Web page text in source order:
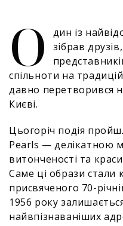
О
дин із
зібрав
спільноти на
давно перетворився
Києві.
Цьогоріч подія
Pearls — делікатною
витонченості та
Саме ці образи
присвяченого 70-
1956 року
найвпізнаваніших